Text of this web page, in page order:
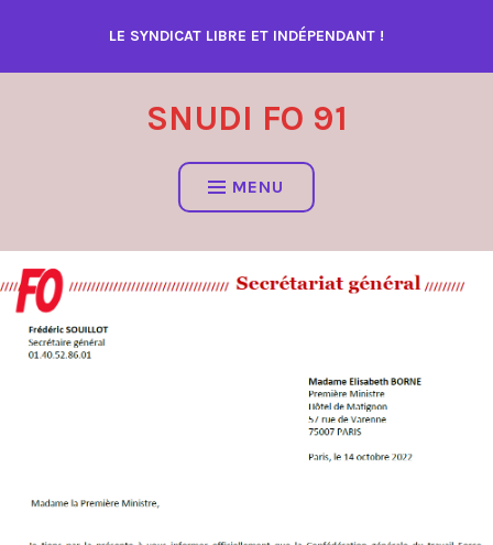
contenu
LE SYNDICAT LIBRE ET INDÉPENDANT !
SNUDI FO 91
MENU